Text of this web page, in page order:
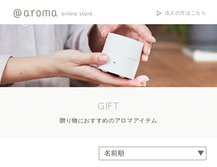
法人の方はこちら
GIFT
贈り物におすすめのアロマアイテム